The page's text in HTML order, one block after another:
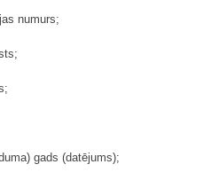
numurs;
gads (datējums);